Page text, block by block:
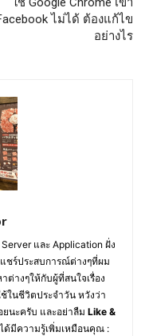
ไม่ได้ ต้องแก้ไข
อย่างไร
และ Application ฝั่ง
ชร์ประสบการณ์ต่างๆที่ผม
ต่างๆให้กับผู้ที่สนใจเรื่อง
ในชีวิตประจำวัน หวังว่า
นะครับ และอย่าลืม Like &
ด้มีความรู้เพิ่มเหมือนคุณ :